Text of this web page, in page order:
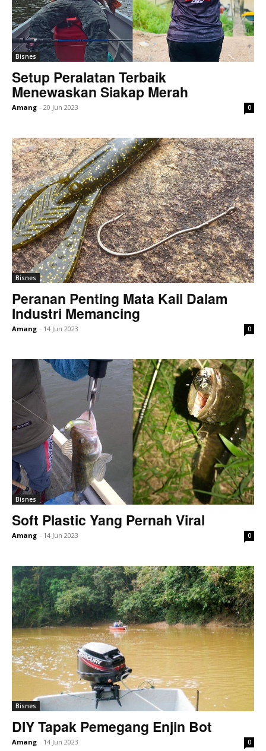
Bisnes
Setup Peralatan Terbaik
Menewaskan Siakap Merah
Amang - 20 Jun 2023 0
Bisnes
Peranan Penting Mata Kail Dalam
Industri Memancing
Amang - 14 Jun 2023 0
Bisnes
Soft Plastic Yang Pernah Viral
Amang - 14 Jun 2023 0
Bisnes
DIY Tapak Pemegang Enjin Bot
Amang - 14 Jun 2023 0